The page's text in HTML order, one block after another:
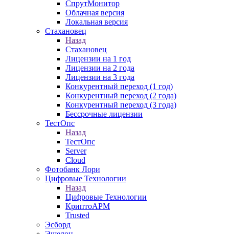
СпрутМонитор
Облачная версия
Локальная версия
Стахановец
Назад
Стахановец
Лицензии на 1 год
Лицензии на 2 года
Лицензии на 3 года
Конкурентный переход (1 год)
Конкурентный переход (2 года)
Конкурентный переход (3 года)
Бессрочные лицензии
ТестОпс
Назад
ТестОпс
Server
Cloud
Фотобанк Лори
Цифровые Технологии
Назад
Цифровые Технологии
КриптоАРМ
Trusted
Эсборд